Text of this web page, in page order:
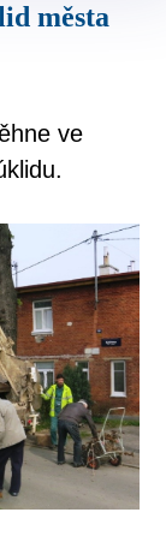
města
ve